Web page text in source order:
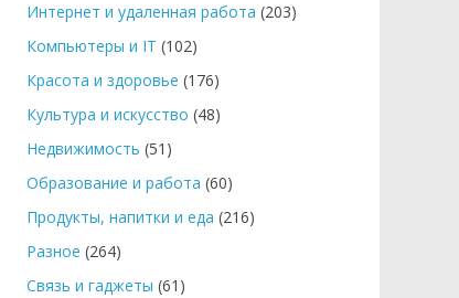
Интернет и удаленная работа (203)
Компьютеры и IT (102)
Красота и здоровье (176)
Культура и искусство (48)
Недвижимость (51)
Образование и работа (60)
Продукты, напитки и еда (216)
Разное (264)
Связь и гаджеты (61)